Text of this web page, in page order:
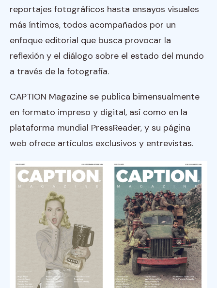
reportajes fotográficos hasta ensayos visuales
más íntimos, todos acompañados por un
enfoque editorial que busca provocar la
reflexión y el diálogo sobre el estado del mundo
a través de la fotografía.
CAPTION Magazine se publica bimensualmente
en formato impreso y digital, así como en la
plataforma mundial PressReader, y su página
web ofrece artículos exclusivos y entrevistas.